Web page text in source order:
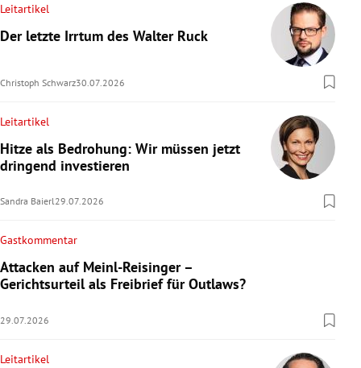
Leitartikel
Der letzte Irrtum des Walter Ruck
Christoph Schwarz30.07.2026
Leitartikel
Hitze als Bedrohung: Wir müssen jetzt
dringend investieren
Sandra Baierl29.07.2026
Gastkommentar
Attacken auf Meinl-Reisinger –
Gerichtsurteil als Freibrief für Outlaws?
29.07.2026
Leitartikel